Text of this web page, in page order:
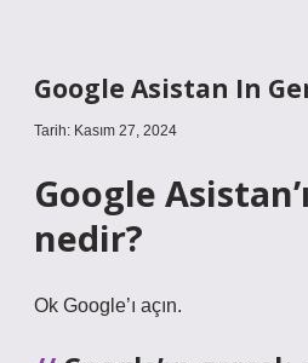
Google Asistan In
Tarih: Kasım 27, 2024
Google
nedir?
Ok Google’ı açın.